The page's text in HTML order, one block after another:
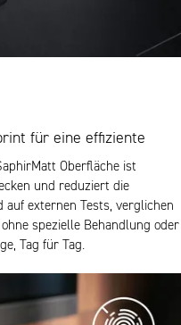
für eine effiziente
Oberfläche ist
und reduziert die
auf externen Tests, verglichen
spezielle Behandlung oder
Tag für Tag.